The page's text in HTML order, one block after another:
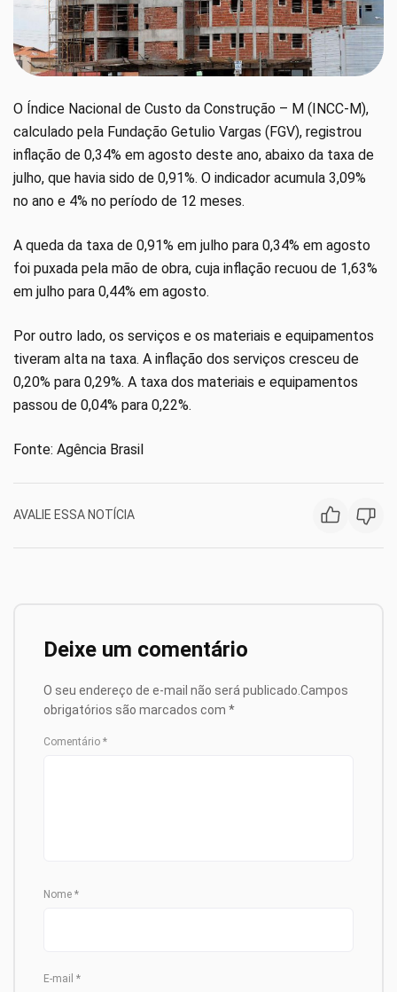
O Índice Nacional de Custo da Construção – M (INCC-M),
calculado pela Fundação Getulio Vargas (FGV), registrou
inflação de 0,34% em agosto deste ano, abaixo da taxa de
julho, que havia sido de 0,91%. O indicador acumula 3,09%
no ano e 4% no período de 12 meses.
A queda da taxa de 0,91% em julho para 0,34% em agosto
foi puxada pela mão de obra, cuja inflação recuou de 1,63%
em julho para 0,44% em agosto.
Por outro lado, os serviços e os materiais e equipamentos
tiveram alta na taxa. A inflação dos serviços cresceu de
0,20% para 0,29%. A taxa dos materiais e equipamentos
passou de 0,04% para 0,22%.
Fonte: Agência Brasil
AVALIE ESSA NOTÍCIA
Deixe um comentário
O seu endereço de e-mail não será publicado. Campos
obrigatórios são marcados com *
Comentário *
Nome *
E-mail *